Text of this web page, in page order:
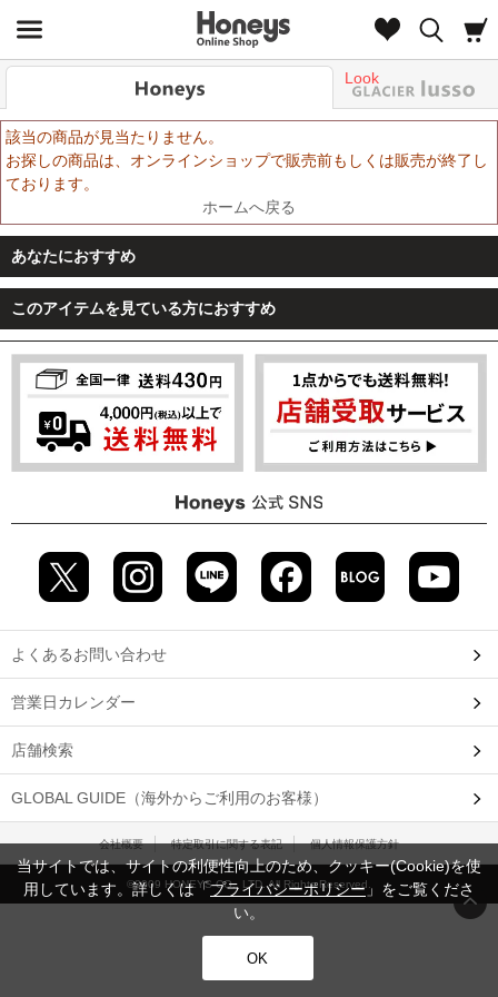
Look
該当の商品が見当たりません。
お探しの商品は、オンラインショップで販売前もしくは販売が終了し
ております。
ホームへ戻る
あなたにおすすめ
このアイテムを見ている方におすすめ
よくあるお問い合わせ
営業日カレンダー
店舗検索
GLOBAL GUIDE（海外からご利用のお客様）
会社概要 特定取引に関する表記 個人情報保護方針
©2009 HONEYS CO., LTD. All Rights Reserved.
当サイトでは、サイトの利便性向上のため、クッキー(Cookie)を使
用しています。詳しくは「プライバシーポリシー」をご覧くださ
い。
OK